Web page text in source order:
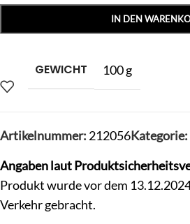
IN DEN
GEWICHT 100 g
Artikelnummer: 212056Kategorie:
Angaben laut
Produkt wurde vor dem
Verkehr gebracht.